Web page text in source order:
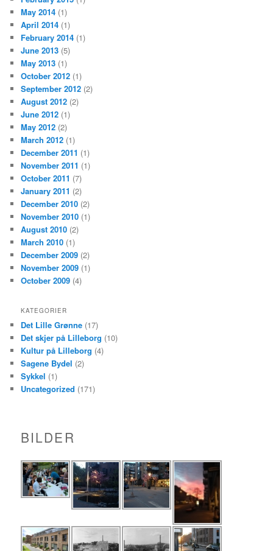
May 2014 (1)
April 2014 (1)
February 2014 (1)
June 2013 (5)
May 2013 (1)
October 2012 (1)
September 2012 (2)
August 2012 (2)
June 2012 (1)
May 2012 (2)
March 2012 (1)
December 2011 (1)
November 2011 (1)
October 2011 (7)
January 2011 (2)
December 2010 (2)
November 2010 (1)
August 2010 (2)
March 2010 (1)
December 2009 (2)
November 2009 (1)
October 2009 (4)
KATEGORIER
Det Lille Grønne (17)
Det skjer på Lilleborg (10)
Kultur på Lilleborg (4)
Sagene Bydel (2)
Sykkel (1)
Uncategorized (171)
BILDER